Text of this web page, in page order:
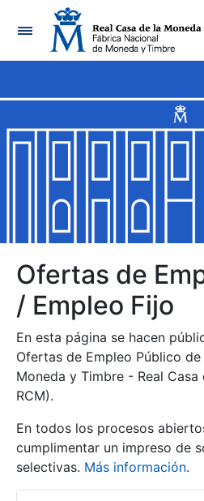
Navegación
Mostrar/Ocultar
Mostrar/Ocultar
Mostrar/Ocultar
Mostrar/Ocultar
Mostrar/Ocultar
Ofertas de
/ Empleo Fijo
En esta página se hacen
Ofertas de Empleo Público
Moneda y Timbre - Real
RCM).
En todos los procesos
cumplimentar un impreso de
selectivas. Más información.